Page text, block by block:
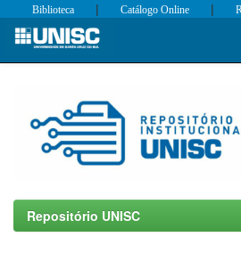
Skip
Biblioteca | Catálogo Online |
Repositório UNISC